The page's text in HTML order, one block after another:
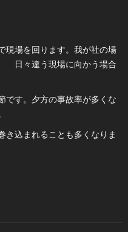
現場を回ります。我が社の場
日々違う現場に向かう場合
です。夕方の事故率が多くな
き込まれることも多くなりま